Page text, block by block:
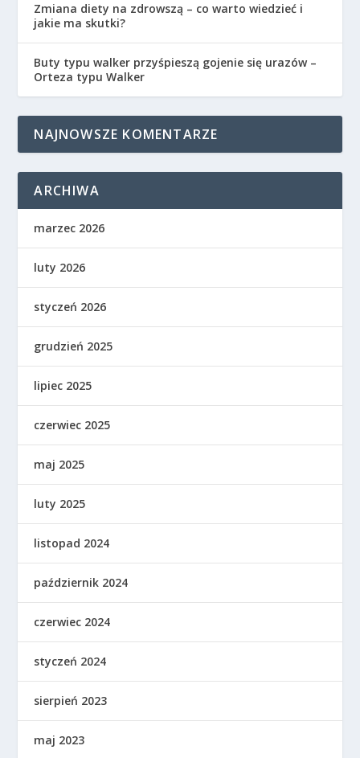
Zmiana diety na zdrowszą – co warto wiedzieć i
jakie ma skutki?
Buty typu walker przyśpieszą gojenie się urazów –
Orteza typu Walker
NAJNOWSZE KOMENTARZE
ARCHIWA
marzec 2026
luty 2026
styczeń 2026
grudzień 2025
lipiec 2025
czerwiec 2025
maj 2025
luty 2025
listopad 2024
październik 2024
czerwiec 2024
styczeń 2024
sierpień 2023
maj 2023